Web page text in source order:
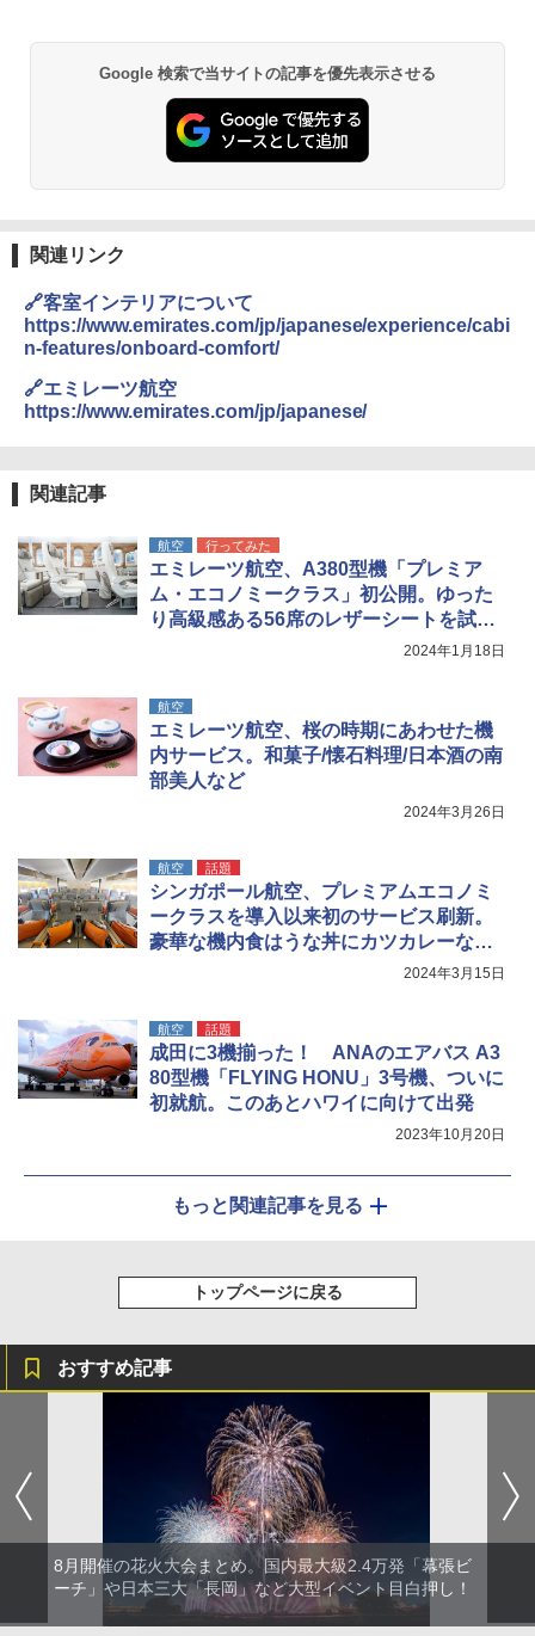
￥2,479
A26 地球の歩き方 チェコ ポーランド スロヴ
地球の歩き方 スター・ウォーズ
￥1,540
PYKES PEAK (パイクスピーク) 着替えテン
ト プライバシー テント 【中が透けない】 1
人用 折りたたみ 防災グッズ 災害用トイレ ビ
ーチ ピクニック ポップアップテント 携帯 簡
易 トイレテント (オリーブ)
テント ワンタッチ RENEW 幅200 2-3人用 43
500002(89147)
￥5,499
[キャンパーズコレクション 山善] 傘みたいに
￥8,991
Coleman(コールマン) ツーリングドーム/LD
X 2人用 3人用 キャンプ アウトドア フェス
収納 コンパクト 簡単設営 カンガルーテント
￥20,718
GRANDOOR ステンレス保冷剤 2個セット 2
コンパクト 保冷力長持ち
￥2,980
DEWEL パラソル 大型 ビーチ アウトドアパ
￥6,459
可能 安全ロック付き 高安全性 金属製耐久 コ
ンパクト多機能設計 持ち運び便利 アウトド
電動エアーポンプ SUP用 20PSI 電動ポンプ
ゴムボート 空気入れ 空気抜き 自動停止 過熱
保護 日光可読lcd 7種類ノズル付き
Google 検索で当サイトの記事を優先表示させる
関連リンク
🔗客室インテリアについて
https://www.emirates.com/jp/japanese/experience/cabi
n-features/onboard-comfort/
🔗エミレーツ航空
https://www.emirates.com/jp/japanese/
関連記事
航空 行ってみた
エミレーツ航空、A380型機「プレミア
ム・エコノミークラス」初公開。ゆった
り高級感ある56席のレザーシートを試し
2024年1月18日
航空
エミレーツ航空、桜の時期にあわせた機
内サービス。和菓子/懐石料理/日本酒の南
部美人など
2024年3月26日
航空 話題
シンガポール航空、プレミアムエコノミ
ークラスを導入以来初のサービス刷新。
豪華な機内食はうな丼にカツカレーなど
2024年3月15日
航空 話題
成田に3機揃った！ ANAのエアバス A3
80型機「FLYING HONU」3号機、ついに
初就航。このあとハワイに向けて出発
2023年10月20日
もっと関連記事を見る
トップページに戻る
おすすめ記事
8月開催の花火大会まとめ。国内最大級2.4万発「幕張ビ
ーチ」や日本三大「長岡」など大型イベント目白押し！